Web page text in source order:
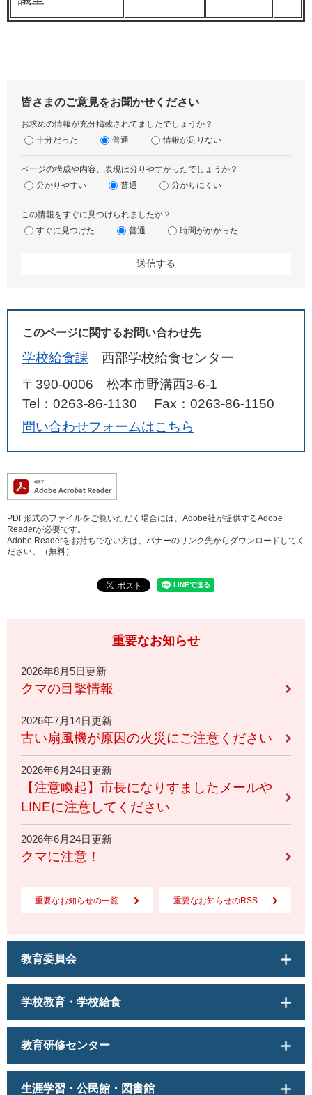
皆さまのご意見をお聞かせください
お求めの情報が充分掲載されてましたでしょうか？
十分だった
普通 情報が足りない
ページの構成や内容、表現は分りやすかったでしょうか？
分かりやすい
普通 分かりにくい
この情報をすぐに見つけられましたか？
すぐに見つけた
普通 時間がかかった
このページに関するお問い合わせ先
学校給食課
西部学校給食センター
〒390-0006 松本市野溝西3-6-1
Tel：0263-86-1130
Fax：0263-86-1150
問い合わせフォームはこちら
PDF形式のファイルをご覧いただく場合には、Adobe社が提供するAdobe
Readerが必要です。
Adobe Readerをお持ちでない方は、バナーのリンク先からダウンロードしてく
ださい。（無料）
重要なお知らせ
2026年8月5日更新
クマの目撃情報
2026年7月14日更新
古い扇風機が原因の火災にご注意ください
2026年6月24日更新
【注意喚起】市長になりすましたメールや
LINEに注意してください
2026年6月24日更新
クマに注意！
重要なお知らせの一覧 重要なお知らせのRSS
教育委員会
学校教育・学校給食
教育研修センター
生涯学習・公民館・図書館